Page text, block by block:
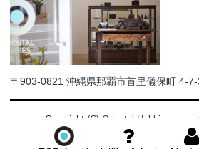
〒903-0821 沖縄県那覇市首里儀保町 4-
Copyright (C) Oriental-Hobbies.com.